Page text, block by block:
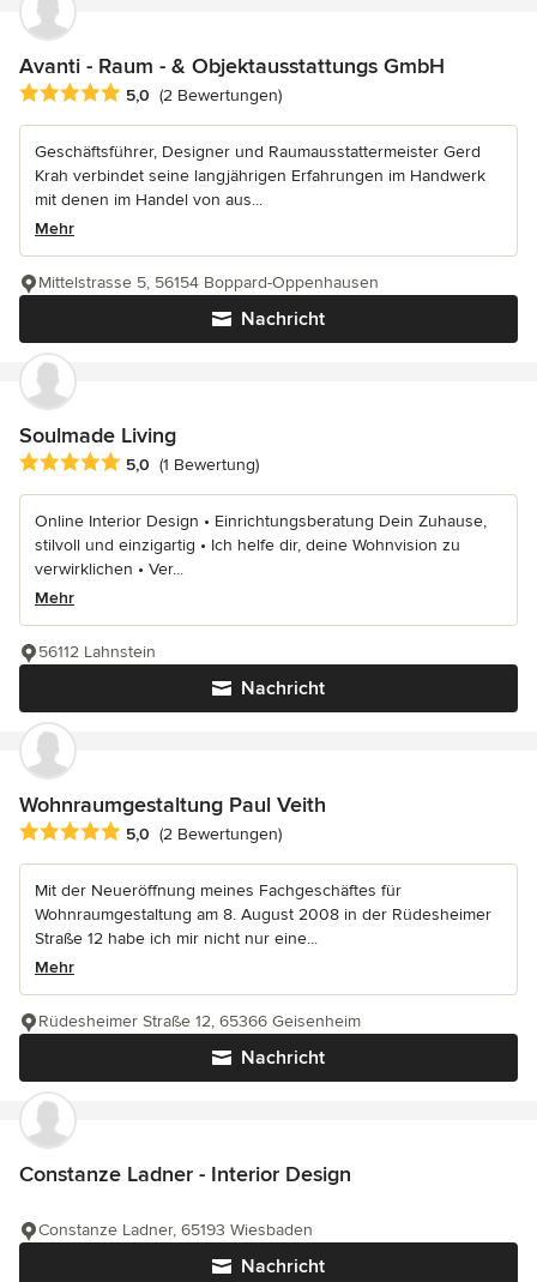
Avanti - Raum - & Objektausstattungs GmbH
Durchschnittliche Bewertung: 5 von 5 Sternen
5,0 (2 Bewertungen)
Geschäftsführer, Designer und Raumausstattermeister Gerd
Krah verbindet seine langjährigen Erfahrungen im Handwerk
mit denen im Handel von aus...
Mehr
Nachricht
Mittelstrasse 5, 56154 Boppard-Oppenhausen
Soulmade Living
Durchschnittliche Bewertung: 5 von 5 Sternen
5,0 (1 Bewertung)
Online Interior Design • Einrichtungsberatung Dein Zuhause,
stilvoll und einzigartig • Ich helfe dir, deine Wohnvision zu
verwirklichen • Ver...
Mehr
Nachricht
56112 Lahnstein
Wohnraumgestaltung Paul Veith
Durchschnittliche Bewertung: 5 von 5 Sternen
5,0 (2 Bewertungen)
Mit der Neueröffnung meines Fachgeschäftes für
Wohnraumgestaltung am 8. August 2008 in der Rüdesheimer
Straße 12 habe ich mir nicht nur eine...
Mehr
Nachricht
Rüdesheimer Straße 12, 65366 Geisenheim
Constanze Ladner - Interior Design
Nachricht
Constanze Ladner, 65193 Wiesbaden